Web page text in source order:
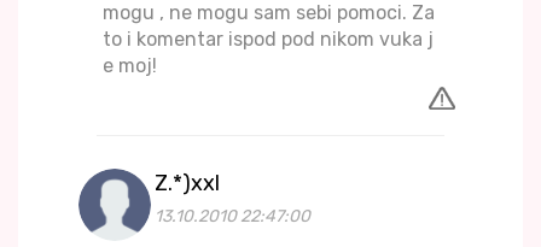
mogu , ne mogu sam sebi pomoci. Za
to i komentar ispod pod nikom vuka j
e moj!
Z.*)xxl
13.10.2010 22:47:00